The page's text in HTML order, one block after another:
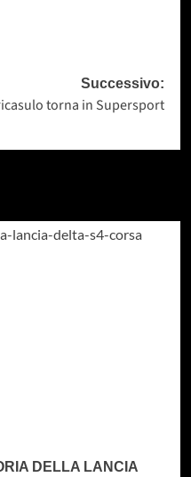
Successivo:
torna in Supersport
DELLA LANCIA